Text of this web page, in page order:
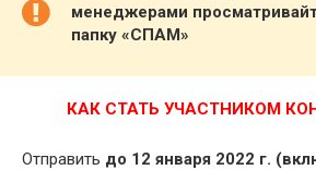
менеджерами
папку «СПАМ»
КАК СТАТЬ УЧАСТНИКОМ
Отправить до 12 января 2022 г.